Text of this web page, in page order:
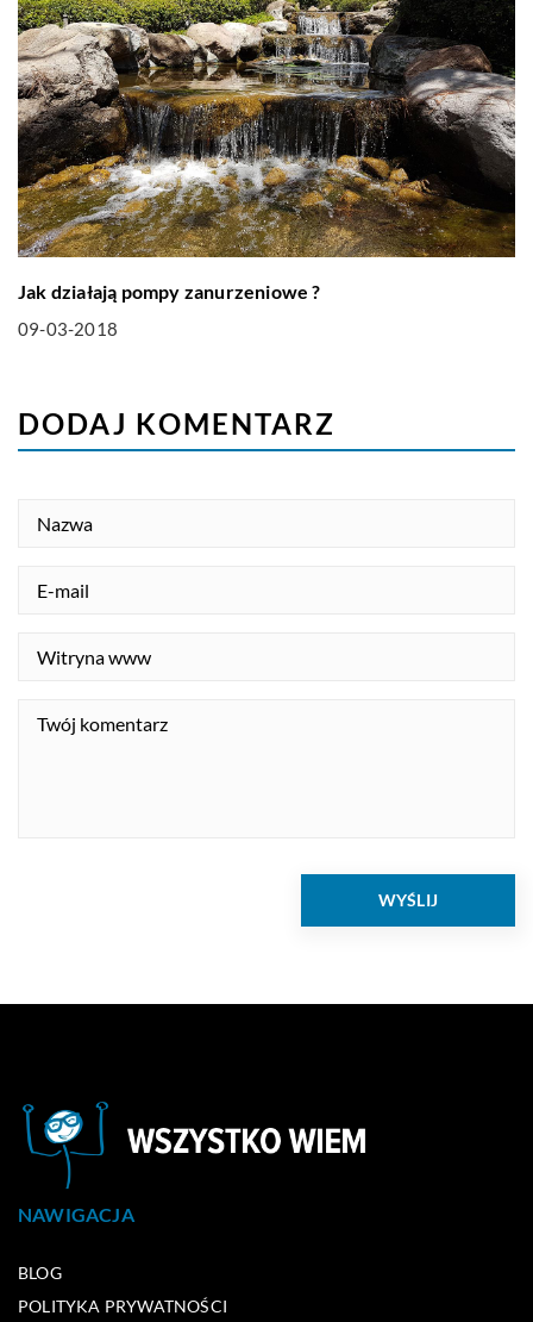
Jak działają pompy zanurzeniowe ?
09-03-2018
DODAJ KOMENTARZ
NAWIGACJA
BLOG
POLITYKA PRYWATNOŚCI